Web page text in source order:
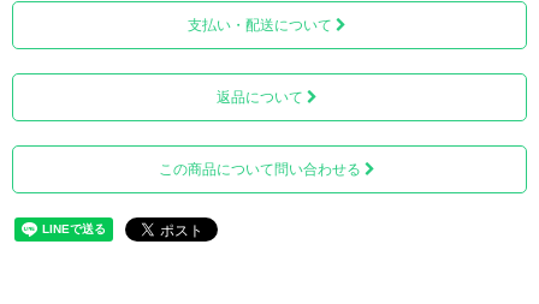
※上画像は「ライトピンク」となります。仏具セット、骨壺は付属して
支払い・配送について
返品について
この商品について問い合わせる